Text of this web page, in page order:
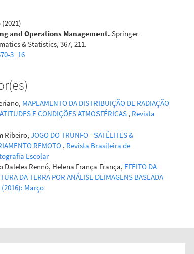
(2021)
and Operations Management. Springer
& Statistics, 367, 211.
3_16
MAPEAMENTO DA DISTRIBUIÇÃO DE RADIAÇÃO
E CONDIÇÕES ATMOSFÉRICAS , Revista
Ribeiro, JOGO DO TRUNFO - SATÉLITES &
REMOTO , Revista Brasileira de
Escolar
Rennó, Helena França França, EFEITO DA
DA TERRA POR ANÁLISE DEIMAGENS BASEADA
Março